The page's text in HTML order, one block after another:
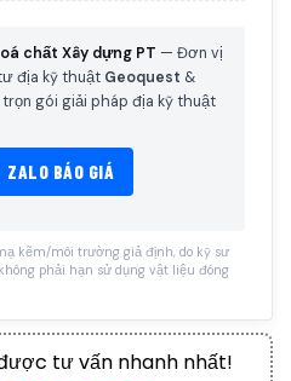
chất Xây dựng PT — Đơn vị
địa kỹ thuật Geoquest &
gói giải pháp địa kỹ thuật
ZALO BÁO GIÁ
kẽm/môi trường giả định, do kỹ sư
phải hạn sử dụng vật liệu đóng
tư vấn nhanh nhất!